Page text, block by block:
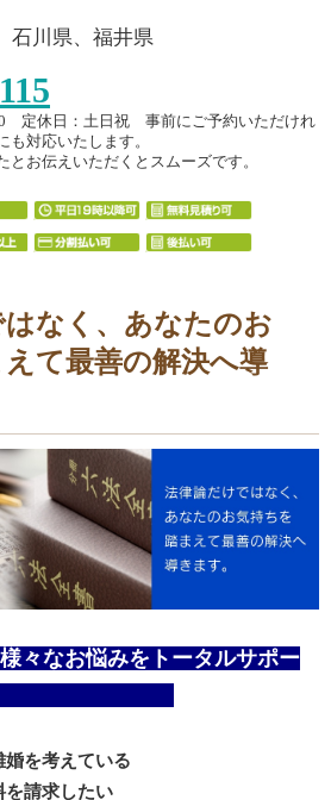
石川県、福井県
定休日：土日祝 事前にご予約いただけれ
も対応いたします。
とお伝えいただくとスムーズです。
なく、あなたのお
て最善の解決へ導
々なお悩みをトータルサポー
婚を考えている
を請求したい